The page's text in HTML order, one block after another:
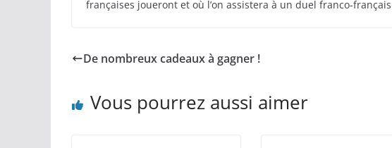
françaises joueront et où l’on assistera à un duel franco-
De nombreux cadeaux à gagner !
Vous pourrez aussi aimer